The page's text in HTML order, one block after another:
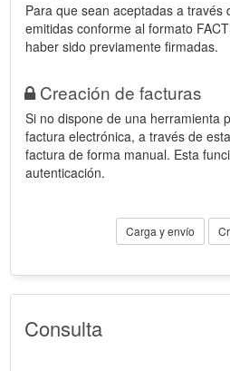
Para que sean aceptadas a través
emitidas conforme al formato
haber sido previamente firmadas.
Creación de facturas
Si no dispone de una herramienta
factura electrónica, a través de
factura de forma manual. Esta
autenticación.
Carga y envío
Consulta